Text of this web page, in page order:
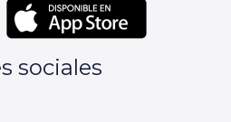
sociales